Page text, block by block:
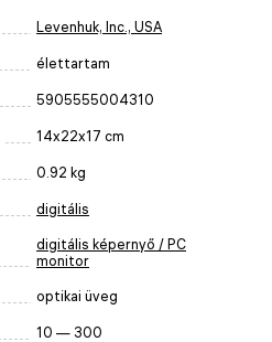
Levenhuk, Inc., USA
élettartam
5905555004310
14x22x17 cm
0.92 kg
digitális
digitális képernyő / PC
monitor
optikai üveg
10 — 300